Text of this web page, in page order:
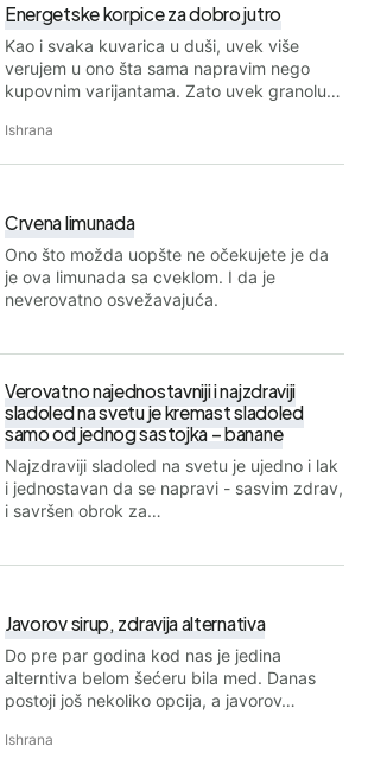
Energetske korpice za dobro jutro
Kao i svaka kuvarica u duši, uvek više
verujem u ono šta sama napravim nego
kupovnim varijantama. Zato uvek granolu…
Ishrana
Crvena limunada
Ono što možda uopšte ne očekujete je da
je ova limunada sa cveklom. I da je
neverovatno osvežavajuća.
Verovatno najednostavniji i najzdraviji
sladoled na svetu je kremast sladoled
samo od jednog sastojka – banane
Najzdraviji sladoled na svetu je ujedno i lak
i jednostavan da se napravi - sasvim zdrav,
i savršen obrok za…
Javorov sirup, zdravija alternativa
Do pre par godina kod nas je jedina
alterntiva belom šećeru bila med. Danas
postoji još nekoliko opcija, a javorov…
Ishrana